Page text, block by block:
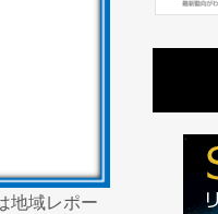
地域レポー